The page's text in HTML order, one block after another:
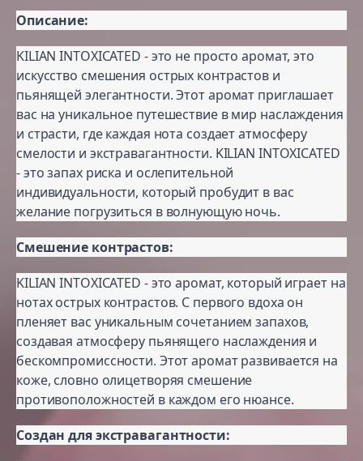
Описание:
KILIAN INTOXICATED - это не просто аромат, это
искусство смешения острых контрастов и
пьянящей элегантности. Этот аромат приглашает
вас на уникальное путешествие в мир наслаждения
и страсти, где каждая нота создает атмосферу
смелости и экстравагантности. KILIAN INTOXICATED
- это запах риска и ослепительной
индивидуальности, который пробудит в вас
желание погрузиться в волнующую ночь.
Смешение контрастов:
KILIAN INTOXICATED - это аромат, который играет на
нотах острых контрастов. С первого вдоха он
пленяет вас уникальным сочетанием запахов,
создавая атмосферу пьянящего наслаждения и
бескомпромиссности. Этот аромат развивается на
коже, словно олицетворяя смешение
противоположностей в каждом его нюансе.
Создан для экстравагантности: